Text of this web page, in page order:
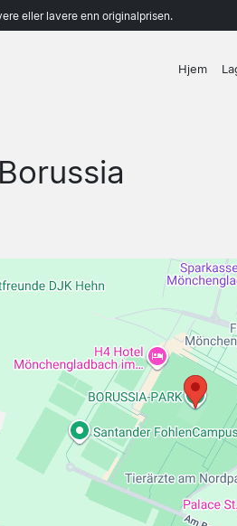
eller lavere enn originalprisen.
Hjem